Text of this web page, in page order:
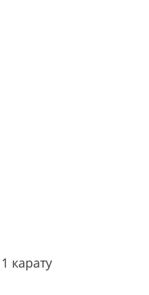
карату